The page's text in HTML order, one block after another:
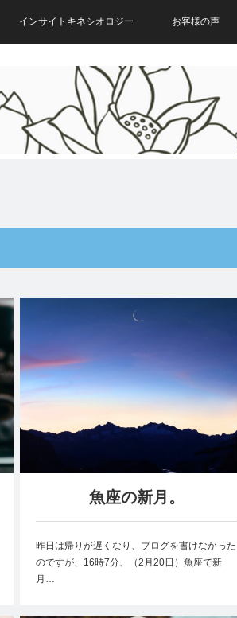
インサイトキネシオロジー お客様の声
魚座の新月。
昨日は帰りが遅くなり、ブログを書けなかった
のですが、16時7分、（2月20日）魚座で新
月…